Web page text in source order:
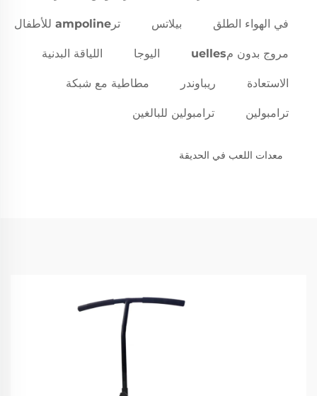
في الهواء الطلق بيلاتس ترampoline للأطفال
مروج بدون مuelles اليوجا اللياقة البدنية
الاستعادة ريباوندر مطاطية مع شبكة
ترامبولين ترامبولين للبالغين
معدات اللعب في الحديقة